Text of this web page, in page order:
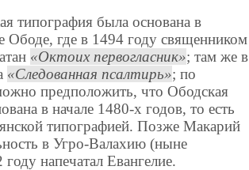
типография была основана в
Ободе, где в 1494 году священником
Октоих первогласник ; там же в
Следованная псалтирь ; по
предположить, что Ободская
в начале 1480-х годов, то есть
типографией. Позже Макарий
в Угро-Валахию (ныне
напечатал Евангелие.